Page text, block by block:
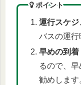
ポイント
運行スケ
バスの運行
早めの到着
るので、
勧めします